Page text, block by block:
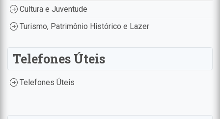
Cultura e Juventude
Turismo, Patrimônio Histórico e Lazer
Telefones Úteis
Telefones Úteis